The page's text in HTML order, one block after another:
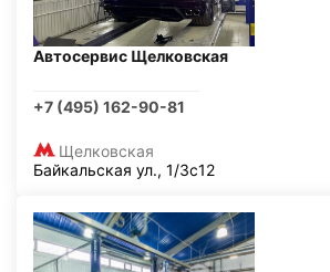
Автосервис Щелковская
+7 (495) 162-90-81
Щелковская
Байкальская ул., 1/3с12